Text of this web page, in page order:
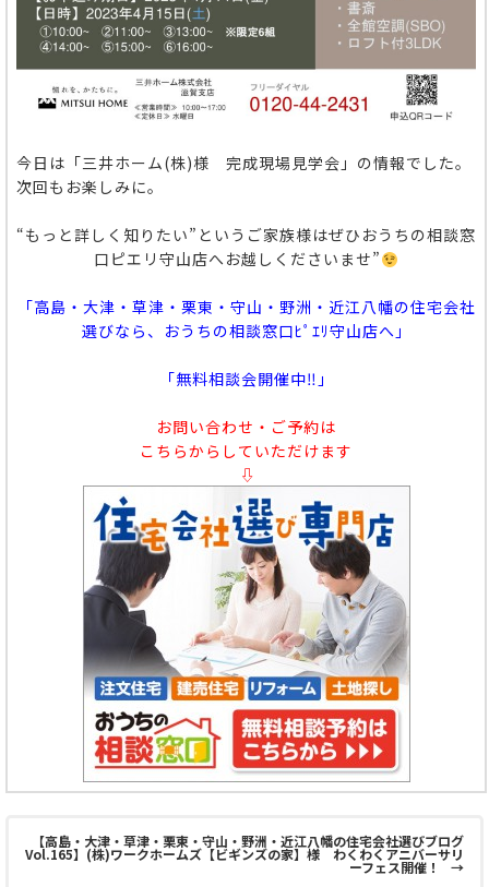
今日は「三井ホーム(株)様 完成現場見学会」の情報でした。
次回もお楽しみに。
“もっと詳しく知りたい”というご家族様はぜひおうちの相談窓
口ピエリ守山店へお越しくださいませ”
「高島・大津・草津・栗東・守山・野洲・近江八幡の住宅会社
選びなら、おうちの相談窓口ﾋﾟｴﾘ守山店へ」
「無料相談会開催中‼」
お問い合わせ・ご予約は
こちらからしていただけます
⇩
【高島・大津・草津・栗東・守山・野洲・近江八幡の住宅会社選びブログ
Vol.165】(株)ワークホームズ【ビギンズの家】様 わくわくアニバーサリ
ーフェス開催！ →